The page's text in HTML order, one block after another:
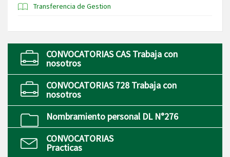
Transferencia de Gestion
CONVOCATORIAS CAS Trabaja con
nosotros
CONVOCATORIAS 728 Trabaja con
nosotros
Nombramiento personal DL N°276
CONVOCATORIAS
Practicas